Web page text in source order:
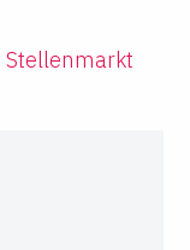
Stellenmarkt